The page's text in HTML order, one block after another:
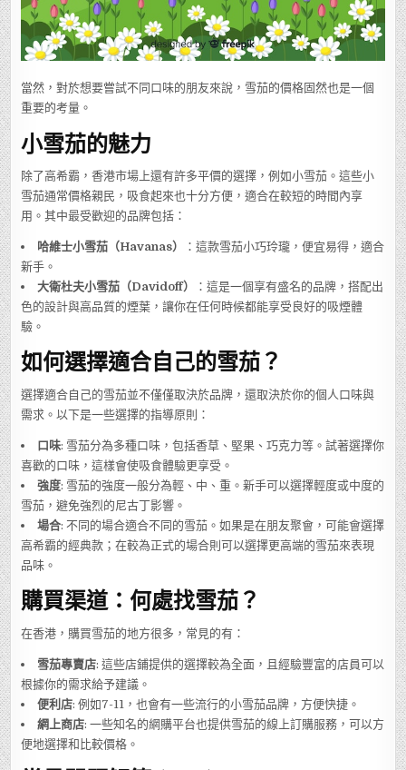
當然，對於想要嘗試不同口味的朋友來說，雪茄的價格固然也是一個
重要的考量。
小雪茄的魅力
除了高希霸，香港市場上還有許多平價的選擇，例如小雪茄。這些小
雪茄通常價格親民，吸食起來也十分方便，適合在較短的時間內享
用。其中最受歡迎的品牌包括：
哈維士小雪茄（Havanas）
：這款雪茄小巧玲瓏，便宜易得，適合
新手。
大衛杜夫小雪茄（Davidoff）
：這是一個享有盛名的品牌，搭配出
色的設計與高品質的煙葉，讓你在任何時候都能享受良好的吸煙體
驗。
如何選擇適合自己的雪茄？
選擇適合自己的雪茄並不僅僅取決於品牌，還取決於你的個人口味與
需求。以下是一些選擇的指導原則：
口味: 雪茄分為多種口味，包括香草、堅果、巧克力等。試著選擇你
喜歡的口味，這樣會使吸食體驗更享受。
強度: 雪茄的強度一般分為輕、中、重。新手可以選擇輕度或中度的
雪茄，避免強烈的尼古丁影響。
場合: 不同的場合適合不同的雪茄。如果是在朋友聚會，可能會選擇
高希霸的經典款；在較為正式的場合則可以選擇更高端的雪茄來表現
品味。
購買渠道：何處找雪茄？
在香港，購買雪茄的地方很多，常見的有：
雪茄專賣店: 這些店鋪提供的選擇較為全面，且經驗豐富的店員可以
根據你的需求給予建議。
便利店: 例如7-11，也會有一些流行的小雪茄品牌，方便快捷。
網上商店: 一些知名的網購平台也提供雪茄的線上訂購服務，可以方
便地選擇和比較價格。